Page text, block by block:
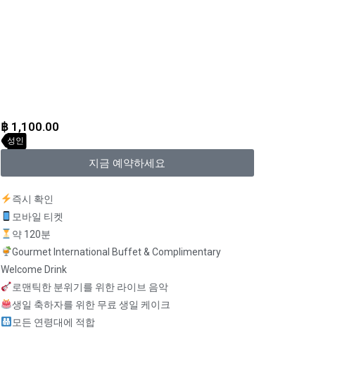
฿1,100.00
성인
지금 예약하세요
즉시 확인
모바일 티켓
약 120분
Gourmet International Buffet & Complimentary
Welcome Drink
로맨틱한 분위기를 위한 라이브 음악
생일 축하자를 위한 무료 생일 케이크
모든 연령대에 적합